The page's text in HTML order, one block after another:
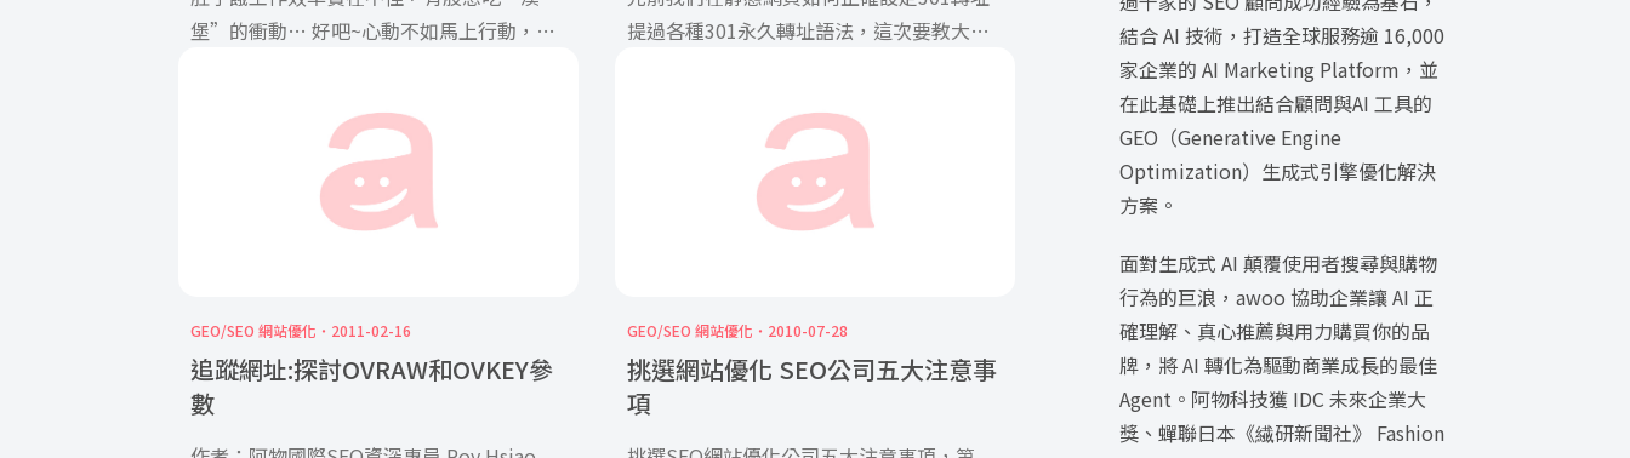
堡”的衝動… 好吧~心動不如馬上行動，於
提過各種301永久轉址語法，這次要教大家
GEO/SEO 網站優化 2011-02-16
追蹤網址:探討OVRAW和OVKEY參
數
GEO/SEO 網站優化 2010-07-28
挑選網站優化 SEO公司五大注意事
項
結合 AI 技術，打造全球服務逾 16,000
家企業的 AI Marketing Platform，並
在此基礎上推出結合顧問與AI 工具的
GEO（Generative Engine
Optimization）生成式引擎優化解決
方案。
面對生成式 AI 顛覆使用者搜尋與購物
行為的巨浪，awoo 協助企業讓 AI 正
確理解、真心推薦與用力購買你的品
牌，將 AI 轉化為驅動商業成長的最佳
Agent。阿物科技獲 IDC 未來企業大
獎、蟬聯日本《繊研新聞社》 Fashion